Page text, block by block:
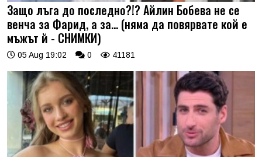
Защо лъга до последно?!? Айлин Бобева не се
венча за Фарид, а за... (няма да повярвате кой е
мъжът й - СНИМКИ)
05 Aug 19:02 0 41181